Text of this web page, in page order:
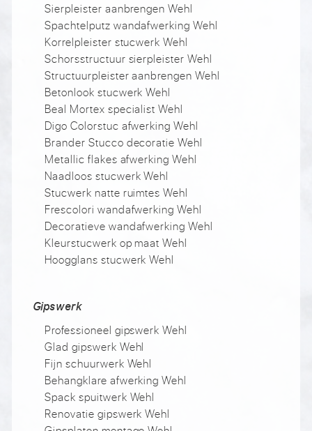
Sierpleister aanbrengen Wehl
Spachtelputz wandafwerking Wehl
Korrelpleister stucwerk Wehl
Schorsstructuur sierpleister Wehl
Structuurpleister aanbrengen Wehl
Betonlook stucwerk Wehl
Beal Mortex specialist Wehl
Digo Colorstuc afwerking Wehl
Brander Stucco decoratie Wehl
Metallic flakes afwerking Wehl
Naadloos stucwerk Wehl
Stucwerk natte ruimtes Wehl
Frescolori wandafwerking Wehl
Decoratieve wandafwerking Wehl
Kleurstucwerk op maat Wehl
Hoogglans stucwerk Wehl
Gipswerk
Professioneel gipswerk Wehl
Glad gipswerk Wehl
Fijn schuurwerk Wehl
Behangklare afwerking Wehl
Spack spuitwerk Wehl
Renovatie gipswerk Wehl